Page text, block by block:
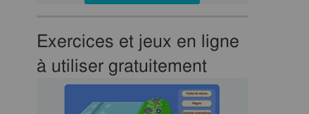
Exercices et jeux en ligne
à utiliser gratuitement